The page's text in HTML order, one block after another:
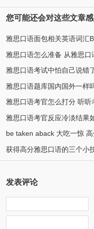
您可能还会对这些文章感
雅思口语面包相关英语词汇
雅思口语怎么准备 从雅思
雅思口语考试中怕自己说错
雅思口语题库国内国外一样
雅思口语考官怎么打分 听听
雅思口语考官反应冷淡结果
be taken aback 大吃一惊
获得高分雅思口语的三个小
发表评论